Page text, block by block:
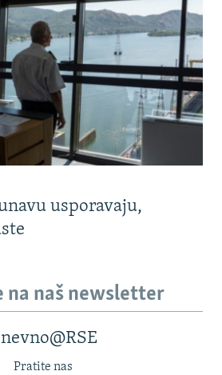
usporavaju,
na naš newsletter
Pratite nas